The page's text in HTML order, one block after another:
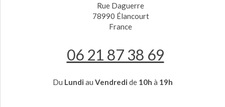
Rue Daguerre
78990 Élancourt
France
06 21 87 38 69
Du Lundi au Vendredi de 10h à 19h